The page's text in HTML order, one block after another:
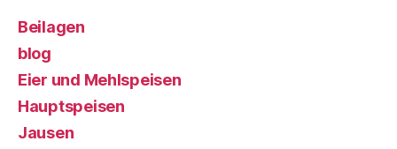
Beilagen
blog
Eier und Mehlspeisen
Hauptspeisen
Jausen